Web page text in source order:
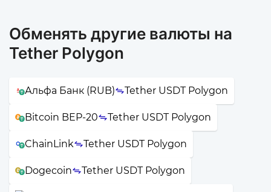
Обменять другие валюты на
Tether Polygon
Альфа Банк (RUB) Tether USDT Polygon
Bitcoin BEP-20 Tether USDT Polygon
ChainLink Tether USDT Polygon
Dogecoin Tether USDT Polygon